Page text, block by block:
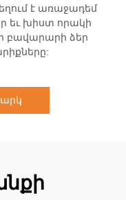
է առաջադեմ
եւ խիստ որակի
բավարարի ձեր